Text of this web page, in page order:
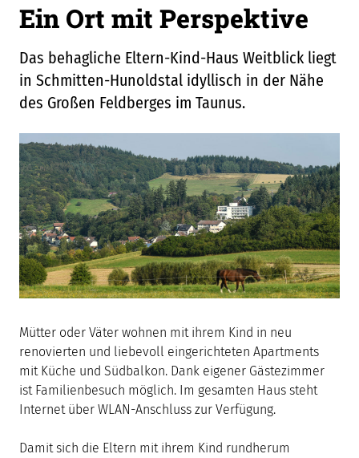
Ein Ort mit Perspektive
Das behagliche Eltern-Kind-Haus Weitblick liegt
in Schmitten-Hunoldstal idyllisch in der Nähe
des Großen Feldberges im Taunus.
Mütter oder Väter wohnen mit ihrem Kind in neu
renovierten und liebevoll eingerichteten Apartments
mit Küche und Südbalkon. Dank eigener Gästezimmer
ist Familienbesuch möglich. Im gesamten Haus steht
Internet über WLAN-Anschluss zur Verfügung.
Damit sich die Eltern mit ihrem Kind rundherum